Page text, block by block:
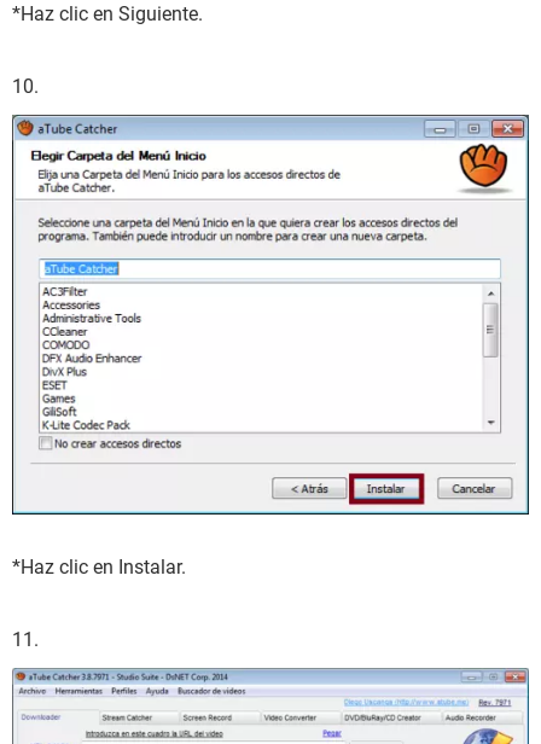
*Haz clic en Siguiente.
10.
*Haz clic en Instalar.
11.